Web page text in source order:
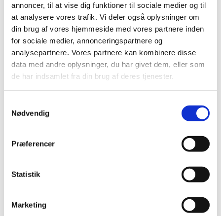
annoncer, til at vise dig funktioner til sociale medier og til
at analysere vores trafik. Vi deler også oplysninger om
din brug af vores hjemmeside med vores partnere inden
for sociale medier, annonceringspartnere og
analysepartnere. Vores partnere kan kombinere disse
data med andre oplysninger, du har givet dem, eller som
de har indsamlet fra din brug af deres tjenester.
Nødvendig
Præferencer
Statistik
Marketing
2020 (263)
2019 (159)
2018 (150)
2017 (167)
2016 (167)
2015 (33)
2014 (44)
2012 (44)
2010 (7)
december (2)
september (2)